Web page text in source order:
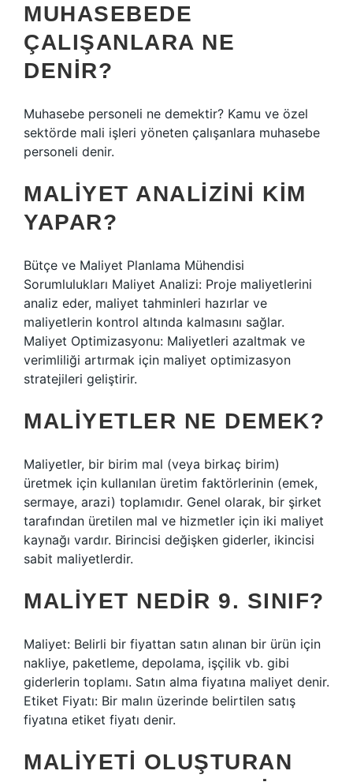
MUHASEBEDE
ÇALIŞANLARA NE
DENIR?
Muhasebe personeli ne demektir? Kamu ve özel
sektörde mali işleri yöneten çalışanlara muhasebe
personeli denir.
MALIYET ANALIZINI KIM
YAPAR?
Bütçe ve Maliyet Planlama Mühendisi
Sorumlulukları Maliyet Analizi: Proje maliyetlerini
analiz eder, maliyet tahminleri hazırlar ve
maliyetlerin kontrol altında kalmasını sağlar.
Maliyet Optimizasyonu: Maliyetleri azaltmak ve
verimliliği artırmak için maliyet optimizasyon
stratejileri geliştirir.
MALIYETLER NE DEMEK?
Maliyetler, bir birim mal (veya birkaç birim)
üretmek için kullanılan üretim faktörlerinin (emek,
sermaye, arazi) toplamıdır. Genel olarak, bir şirket
tarafından üretilen mal ve hizmetler için iki maliyet
kaynağı vardır. Birincisi değişken giderler, ikincisi
sabit maliyetlerdir.
MALIYET NEDIR 9. SINIF?
Maliyet: Belirli bir fiyattan satın alınan bir ürün için
nakliye, paketleme, depolama, işçilik vb. gibi
giderlerin toplamı. Satın alma fiyatına maliyet denir.
Etiket Fiyatı: Bir malın üzerinde belirtilen satış
fiyatına etiket fiyatı denir.
MALIYETI OLUŞTURAN